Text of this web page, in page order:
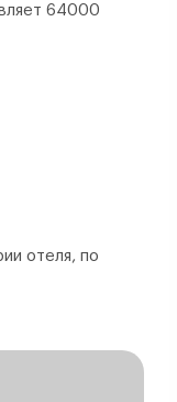
64000
отеля, по